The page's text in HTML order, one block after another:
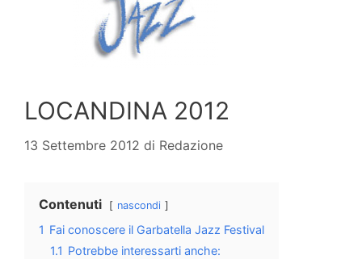
LOCANDINA 2012
13 Settembre 2012 di Redazione
Contenuti nascondi
1 Fai conoscere il Garbatella Jazz Festival
1.1 Potrebbe interessarti anche: